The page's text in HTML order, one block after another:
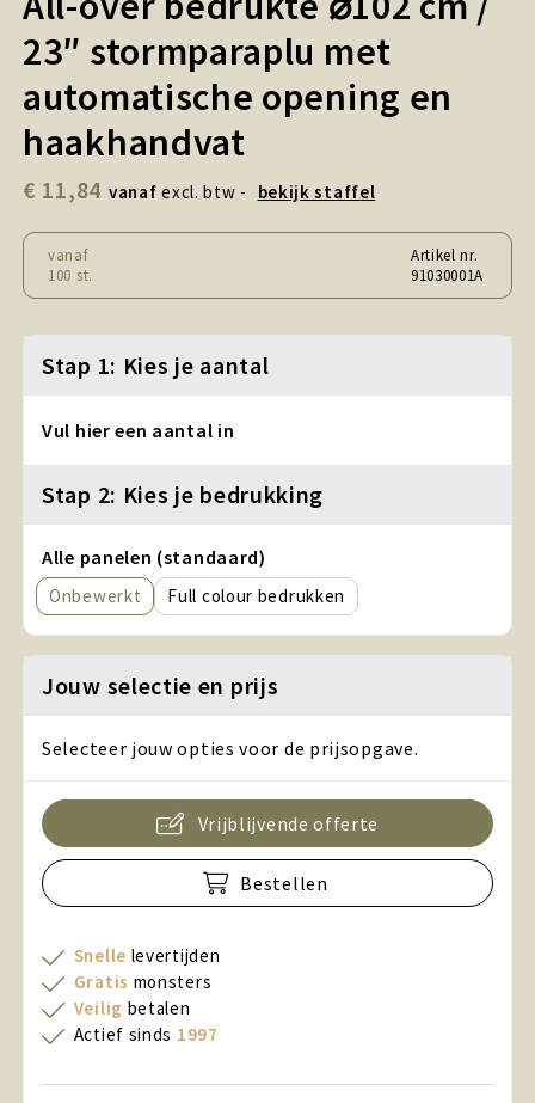
Snoepgoed en Koek
Sport, Spel en Speelgoed
Strand en Zomer
Technologie
Tassen
Textiel, Kleding en Caps
Wijngeschenken
23″ stormparaplu met
automatische opening en
haakhandvat
€ 11,84 vanaf excl. btw - bekijk staffel
vanaf
100 st.
Artikel nr.
91030001A
Stap 1: Kies je aantal
Vul hier een aantal in
Stap 2: Kies je bedrukking
Alle panelen (standaard)
Onbewerkt Full colour
Jouw selectie en prijs
Selecteer jouw opties voor de prijsopgave.
Vrijblijvende offerte
Bestellen
Snelle levertijden
Gratis monsters
Veilig betalen
Actief sinds 1997